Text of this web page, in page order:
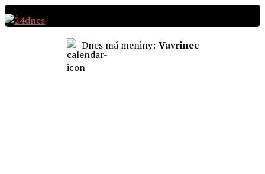
Preskočiť
na
Dnes má meniny: Vavrinec